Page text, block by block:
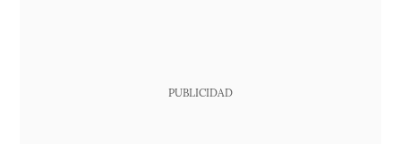
PUBLICIDAD